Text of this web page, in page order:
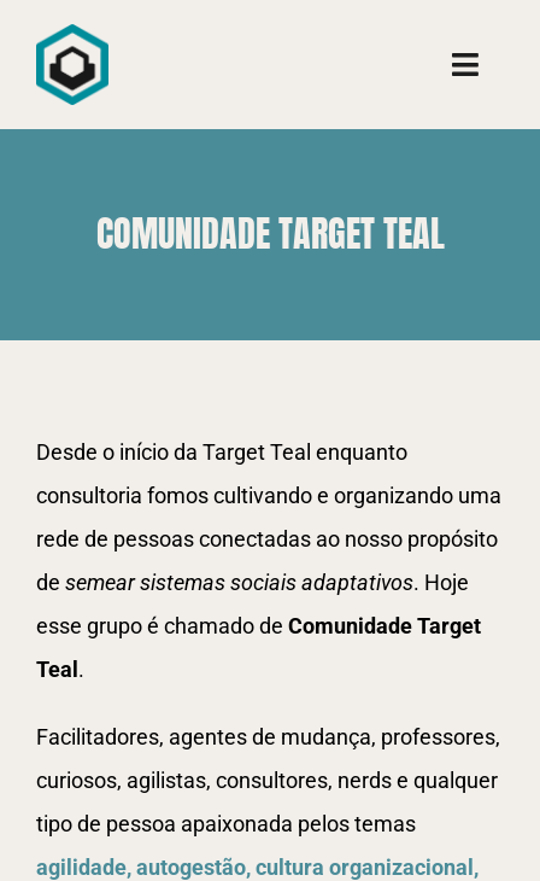
Toggle
ConsultoriaCOMUNIDADE TARGET TEAL
Desde o início da Target Teal enquanto
consultoria fomos cultivando e organizando uma
rede de pessoas conectadas ao nosso propósito
de semear sistemas sociais adaptativos. Hoje
esse grupo é chamado de Comunidade Target
Teal.
Facilitadores, agentes de mudança, professores,
curiosos, agilistas, consultores, nerds e qualquer
tipo de pessoa apaixonada pelos temas
agilidade, autogestão, cultura organizacional,